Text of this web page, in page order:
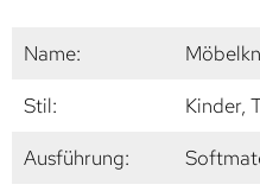
Name:
Stil:
Kinder,
Ausführung: